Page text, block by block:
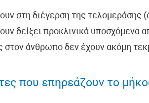
στη διέγερση της τελομεράσης
δείξει προκλινικά υποσχόμενα
στον άνθρωπο δεν έχουν ακόμη
που επηρεάζουν το